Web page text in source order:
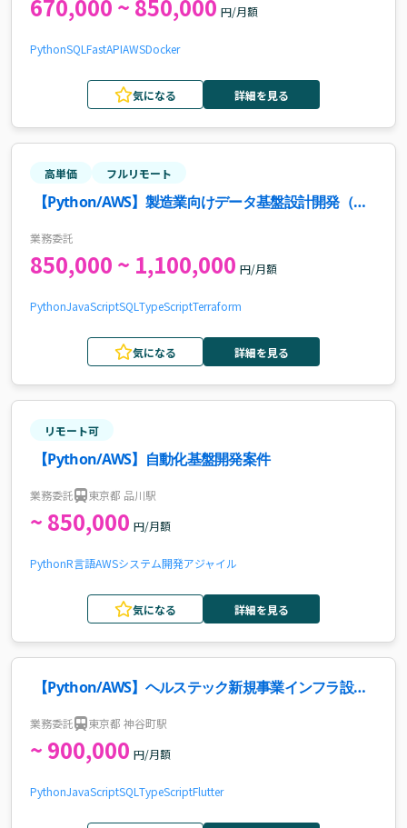
670,000 ~ 850,000 円/月額
PythonSQL FastAPIAWSDocker
気になる 詳細を見る
高単価 フルリモート
【Python/AWS】製造業向けデータ基盤設計開発（設
業務委託
850,000 ~ 1,100,000 円/月額
PythonJavaScriptSQL TypeScriptTerraform
気になる 詳細を見る
リモート可
【Python/AWS】自動化基盤開発案件
業務委託 東京都 品川駅
~ 850,000 円/月額
PythonR言語AWSシステム開発アジャイル
気になる 詳細を見る
【Python/AWS】ヘルステック新規事業インフラ設
業務委託 東京都 神谷町駅
~ 900,000 円/月額
PythonJavaScriptSQL TypeScriptFlutter